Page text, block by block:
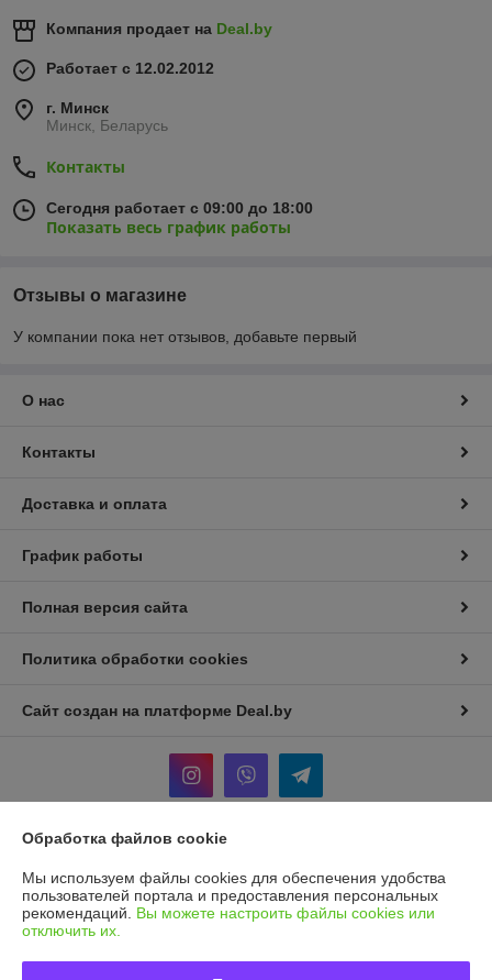
Компания продает на Deal.by
Работает с 12.02.2012
г. Минск
Минск, Беларусь
Контакты
Сегодня работает с 09:00 до 18:00
Показать весь график работы
Отзывы о магазине
У компании пока нет отзывов, добавьте первый
О нас
Контакты
Доставка и оплата
График работы
Полная версия сайта
Политика обработки cookies
Сайт создан на платформе Deal.by
Индивидуальный предприниматель:И.П Седых Светлана
Анатольевна
220090, г. Минск, ул. Кольцова, д. 5, кв. 36*
Регистрационный номер ЕГР: 101207410
Обработка файлов cookie
Мы используем файлы cookies для обеспечения удобства
пользователей портала и предоставления персональных
рекомендаций. Вы можете настроить файлы cookies или
отключить их.